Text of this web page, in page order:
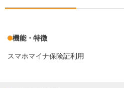
機能・特徴
スマホマイナ保険証利用